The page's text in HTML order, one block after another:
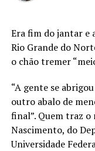
Era fim do jantar e
Rio Grande do
o chão tremer
“A gente se
outro abalo de
final”. Quem traz
Nascimento, do
Universidade